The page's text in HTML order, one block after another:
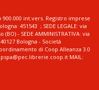
900.000 int.vers. Registro imprese
451543 ; SEDE LEGALE: via
- SEDE AMMINISTRATIVA: via
Bologna - Società
di Coop Alleanza 3.0
MAIL: